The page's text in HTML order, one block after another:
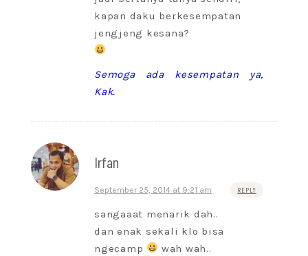
kapan daku berkesempatan
jengjeng kesana?
Semoga ada kesempatan ya,
Kak.
Irfan
September 25, 2014 at 9:21 am REPLY
sangaaat menarik dah..
dan enak sekali klo bisa
ngecamp
wah wah..